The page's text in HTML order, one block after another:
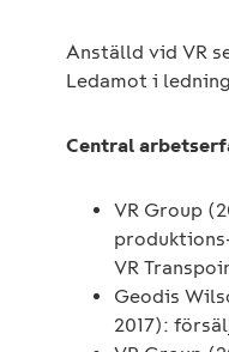
Anställd vid VR
Ledamot i
Central
VR Group
VR
Geodis
2017):